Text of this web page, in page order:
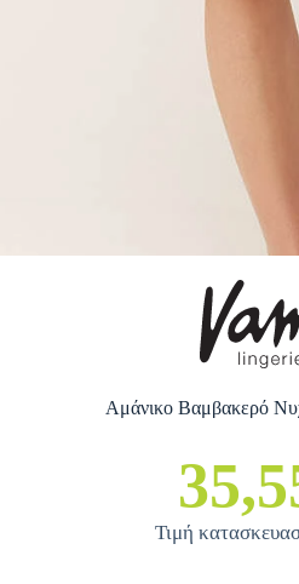
Αμάνικο Βαμβακερό
Τιμή